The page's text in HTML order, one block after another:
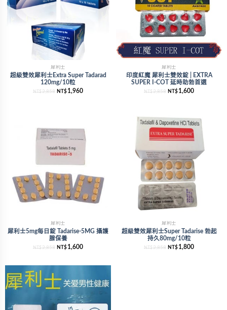
犀利士
超級雙效犀利士Extra Super Tadarad
120mg/10粒
NT$2,858 NT$ 1,960
犀利士
印度紅魔 犀利士雙效錠 | EXTRA
SUPER I-COT 延時助勃首選
NT$2,858 NT$ 1,600
犀利士
犀利士5mg每日錠 Tadarise-5MG 攝護
腺保養
NT$2,858 NT$ 1,600
犀利士
超級雙效犀利士Super Tadarise 勃起
持久80mg/10粒
NT$2,858 NT$ 1,800